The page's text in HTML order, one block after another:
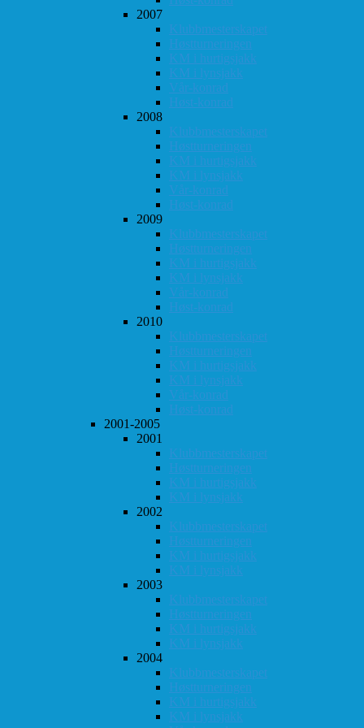
2007
Klubbmesterskapet
Høstturneringen
KM i hurtigsjakk
KM i lynsjakk
Vår-konrad
Høst-konrad
2008
Klubbmesterskapet
Høstturneringen
KM i hurtigsjakk
KM i lynsjakk
Vår-konrad
Høst-konrad
2009
Klubbmesterskapet
Høstturneringen
KM i hurtigsjakk
KM i lynsjakk
Vår-konrad
Høst-konrad
2010
Klubbmesterskapet
Høstturneringen
KM i hurtigsjakk
KM i lynsjakk
Vår-konrad
Høst-konrad
2001-2005
2001
Klubbmesterskapet
Høstturneringen
KM i hurtigsjakk
KM i lynsjakk
2002
Klubbmesterskapet
Høstturneringen
KM i hurtigsjakk
KM i lynsjakk
2003
Klubbmesterskapet
Høstturneringen
KM i hurtigsjakk
KM i lynsjakk
2004
Klubbmesterskapet
Høstturneringen
KM i hurtigsjakk
KM i lynsjakk